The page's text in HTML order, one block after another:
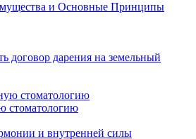
и Основные Принципы
договор дарения на земельный
стоматологию